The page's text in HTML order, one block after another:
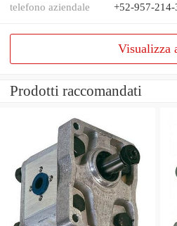
telefono aziendale +52-957-
Visualizza
Prodotti raccomandati